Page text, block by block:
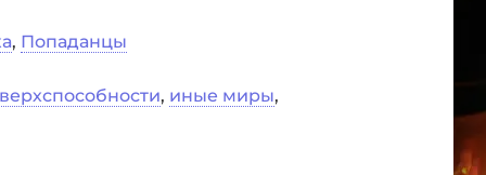
, Попаданцы
, иные миры,